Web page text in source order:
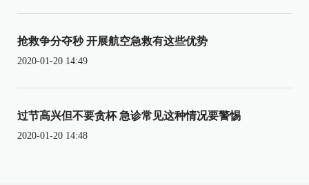
抢救争分夺秒 开展航空急救有这些优势
2020-01-20 14:49
过节高兴但不要贪杯 急诊常见这种情况要警惕
2020-01-20 14:48